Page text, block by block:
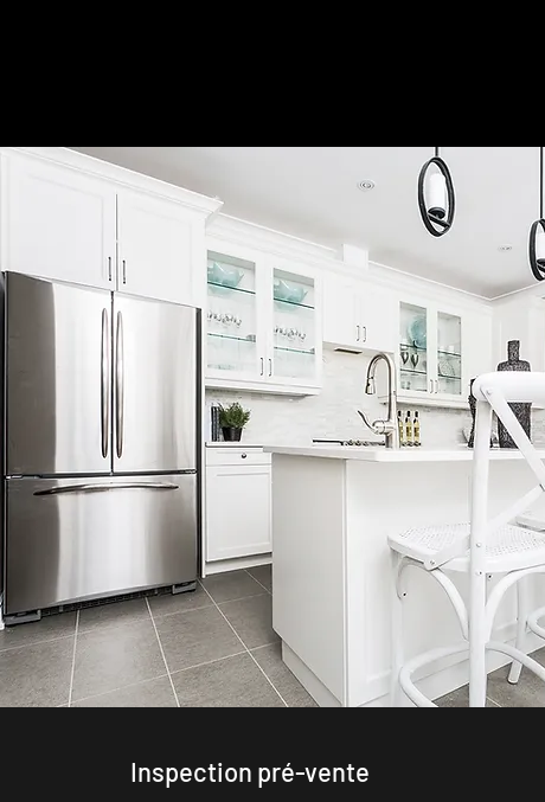
Inspection pré-vente